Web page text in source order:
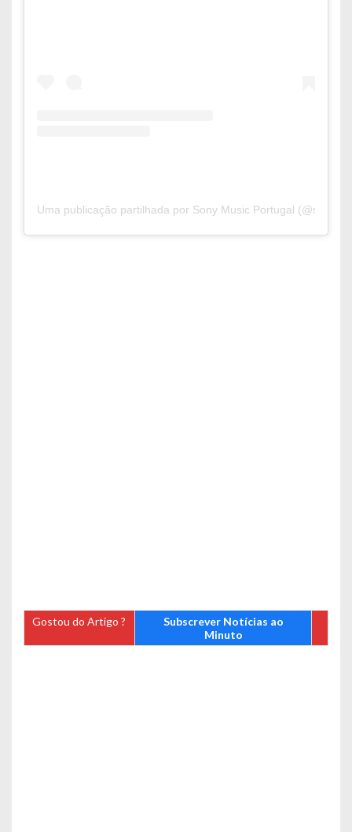
Uma publicação partilhada por Sony Music Portugal
Gostou do Artigo ?
Subscrever Notícias ao
Minuto